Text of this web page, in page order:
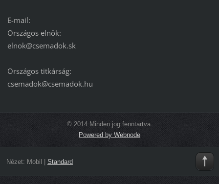
E-mail:
Országos elnök:
elnok@csemadok.sk
Országos titkárság:
csemadok@csemadok.hu
© 2014 Minden jog fenntartva.
Powered by Webnode
Nézet: Mobil Standard